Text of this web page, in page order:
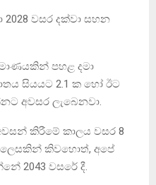
වසර දක්වා සහන
පහළ දමා
සියයට 2.1 ක හෝ ඊට
අවසර ලැබෙනවා.
කිරීමේ කාලය වසර 8
ලෙසකින් කිවහොත්, අපේ
2043 වසරේ දී.